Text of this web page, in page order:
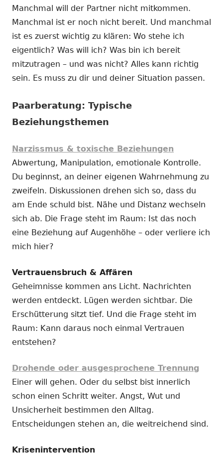
Manchmal will der Partner nicht mitkommen.
Manchmal ist er noch nicht bereit. Und manchmal
ist es zuerst wichtig zu klären: Wo stehe ich
eigentlich? Was will ich? Was bin ich bereit
mitzutragen – und was nicht? Alles kann richtig
sein. Es muss zu dir und deiner Situation passen.
Paarberatung: Typische
Beziehungsthemen
Narzissmus & toxische Beziehungen
Abwertung, Manipulation, emotionale Kontrolle.
Du beginnst, an deiner eigenen Wahrnehmung zu
zweifeln. Diskussionen drehen sich so, dass du
am Ende schuld bist. Nähe und Distanz wechseln
sich ab. Die Frage steht im Raum: Ist das noch
eine Beziehung auf Augenhöhe – oder verliere ich
mich hier?
Vertrauensbruch & Affären
Geheimnisse kommen ans Licht. Nachrichten
werden entdeckt. Lügen werden sichtbar. Die
Erschütterung sitzt tief. Und die Frage steht im
Raum: Kann daraus noch einmal Vertrauen
entstehen?
Drohende oder ausgesprochene Trennung
Einer will gehen. Oder du selbst bist innerlich
schon einen Schritt weiter. Angst, Wut und
Unsicherheit bestimmen den Alltag.
Entscheidungen stehen an, die weitreichend sind.
Krisenintervention